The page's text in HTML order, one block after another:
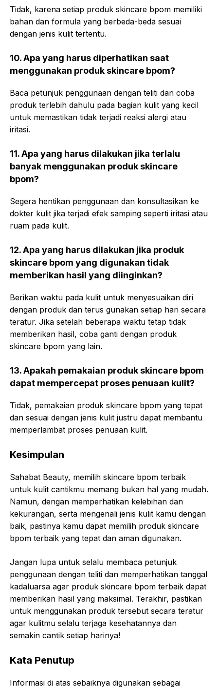
Tidak, karena setiap produk skincare bpom memiliki
bahan dan formula yang berbeda-beda sesuai
dengan jenis kulit tertentu.
10. Apa yang harus diperhatikan saat
menggunakan produk skincare bpom?
Baca petunjuk penggunaan dengan teliti dan coba
produk terlebih dahulu pada bagian kulit yang kecil
untuk memastikan tidak terjadi reaksi alergi atau
iritasi.
11. Apa yang harus dilakukan jika terlalu
banyak menggunakan produk skincare
bpom?
Segera hentikan penggunaan dan konsultasikan ke
dokter kulit jika terjadi efek samping seperti iritasi atau
ruam pada kulit.
12. Apa yang harus dilakukan jika produk
skincare bpom yang digunakan tidak
memberikan hasil yang diinginkan?
Berikan waktu pada kulit untuk menyesuaikan diri
dengan produk dan terus gunakan setiap hari secara
teratur. Jika setelah beberapa waktu tetap tidak
memberikan hasil, coba ganti dengan produk
skincare bpom yang lain.
13. Apakah pemakaian produk skincare bpom
dapat mempercepat proses penuaan kulit?
Tidak, pemakaian produk skincare bpom yang tepat
dan sesuai dengan jenis kulit justru dapat membantu
memperlambat proses penuaan kulit.
Kesimpulan
Sahabat Beauty, memilih skincare bpom terbaik
untuk kulit cantikmu memang bukan hal yang mudah.
Namun, dengan memperhatikan kelebihan dan
kekurangan, serta mengenali jenis kulit kamu dengan
baik, pastinya kamu dapat memilih produk skincare
bpom terbaik yang tepat dan aman digunakan.
Jangan lupa untuk selalu membaca petunjuk
penggunaan dengan teliti dan memperhatikan tanggal
kadaluarsa agar produk skincare bpom terbaik dapat
memberikan hasil yang maksimal. Terakhir, pastikan
untuk menggunakan produk tersebut secara teratur
agar kulitmu selalu terjaga kesehatannya dan
semakin cantik setiap harinya!
Kata Penutup
Informasi di atas sebaiknya digunakan sebagai